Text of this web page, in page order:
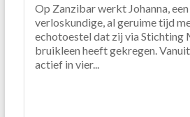
Op Zanzibar werkt Johanna,
verloskundige, al geruime tijd
echotoestel dat zij via Stichting
bruikleen heeft gekregen.
actief in vier...